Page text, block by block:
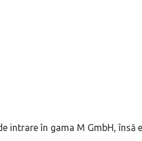
intrare în gama M GmbH, însă